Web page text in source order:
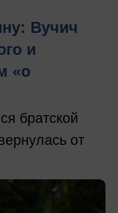
Вучич
и
«о
братской
от